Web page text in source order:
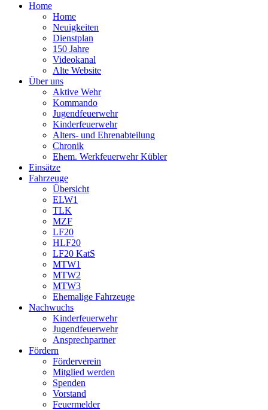
Home
Home
Neuigkeiten
Dienstplan
150 Jahre
Videokanal
Alte Website
Über uns
Aktive Wehr
Kommando
Jugendfeuerwehr
Kinderfeuerwehr
Alters- und Ehrenabteilung
Chronik
Ehem. Werkfeuerwehr Kübler
Einsätze
Fahrzeuge
Übersicht
ELW1
TLK
MZF
LF20
HLF20
LF20 KatS
MTW1
MTW2
MTW3
Ehemalige Fahrzeuge
Nachwuchs
Kinderfeuerwehr
Jugendfeuerwehr
Ansprechpartner
Fördern
Förderverein
Mitglied werden
Spenden
Vorstand
Feuermelder